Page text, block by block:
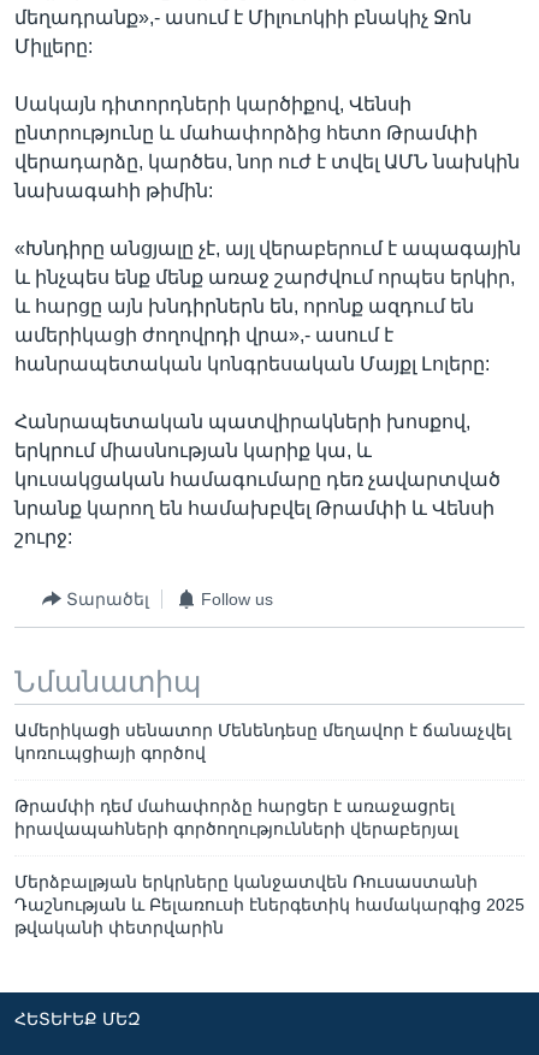
մեղադրանք»,- ասում է Միլուոկիի բնակիչ Ջոն
Միլլերը:
Սակայն դիտորդների կարծիքով, Վենսի
ընտրությունը և մահափորձից հետո Թրամփի
վերադարձը, կարծես, նոր ուժ է տվել ԱՄՆ նախկին
նախագահի թիմին:
«Խնդիրը անցյալը չէ, այլ վերաբերում է ապագային
և ինչպես ենք մենք առաջ շարժվում որպես երկիր,
և հարցը այն խնդիրներն են, որոնք ազդում են
ամերիկացի ժողովրդի վրա»,- ասում է
հանրապետական կոնգրեսական Մայքլ Լոլերը:
Հանրապետական պատվիրակների խոսքով,
երկրում միասնության կարիք կա, և
կուսակցական համագումարը դեռ չավարտված
նրանք կարող են համախբվել Թրամփի և Վենսի
շուրջ:
Տարածել Follow us
Նմանատիպ
Ամերիկացի սենատոր Մենենդեսը մեղավոր է ճանաչվել
կոռուպցիայի գործով
Թրամփի դեմ մահափորձը հարցեր է առաջացրել
իրավապահների գործողությունների վերաբերյալ
Մերձբալթյան երկրները կանջատվեն Ռուսաստանի
Դաշնության և Բելառուսի էներգետիկ համակարգից 2025
թվականի փետրվարին
ՀԵՏԵՒԵՔ ՄԵԶ